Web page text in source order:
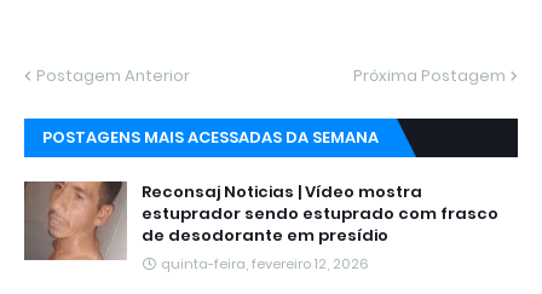
Postagem Anterior Próxima Postagem
POSTAGENS MAIS ACESSADAS DA SEMANA
Reconsaj Noticias | Vídeo mostra
estuprador sendo estuprado com frasco
de desodorante em presídio
quinta-feira, fevereiro 12, 2026